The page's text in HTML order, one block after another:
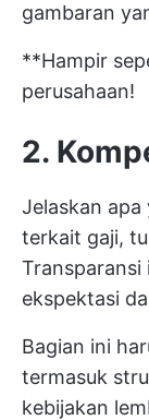
gambaran
**Hampir
perusahaan!
2.
Jelaskan
terkait gaji,
Transparansi
ekspektasi
Bagian ini
termasuk
kebijakan